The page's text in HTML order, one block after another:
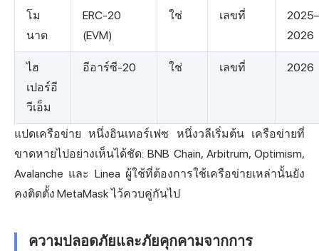
โม
นาด
ERC-20
(EVM)
ใช่ เลขที่
2025–
2026
ไฮ
เปอร์อี
วีเอ็ม
อีอาร์ซี-20 ใช่ เลขที่ 2026
แปดเครือข่าย หนึ่งอินเทอร์เฟซ หนึ่งวลีเริ่มต้น เครือข่ายที่
ขาดหายไปอย่างเห็นได้ชัด: BNB Chain, Arbitrum, Optimism,
Avalanche และ Linea ผู้ใช้ที่ต้องการใช้เครือข่ายเหล่านั้นยัง
คงติดตั้ง MetaMask ไว้ควบคู่กันไป
ความปลอดภัยและภัยคุกคามจากการ